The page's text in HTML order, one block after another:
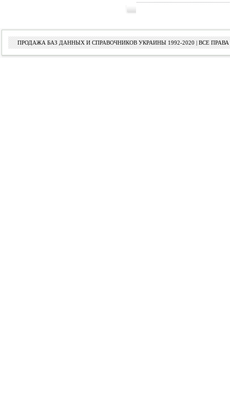
ПРОДАЖА БАЗ ДАННЫХ И СПРАВОЧНИКОВ УКРАИНЫ 1992-2020 | ВСЕ